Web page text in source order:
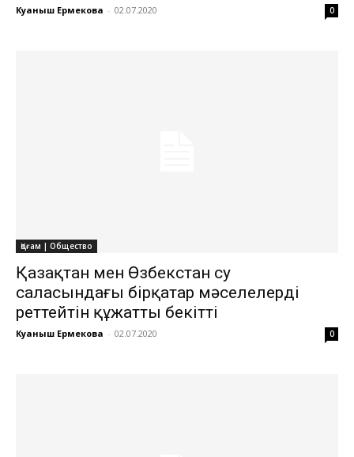
Куаныш Ермекова - 02.07.2020 0
Қоғам | Общество
Қазақтан мен Өзбекстан су
саласындағы бірқатар мәселелерді
реттейтін құжатты бекітті
Куаныш Ермекова - 02.07.2020 0